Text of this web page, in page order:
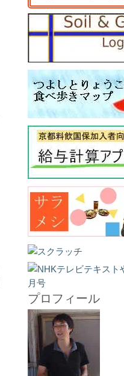
プロフィール